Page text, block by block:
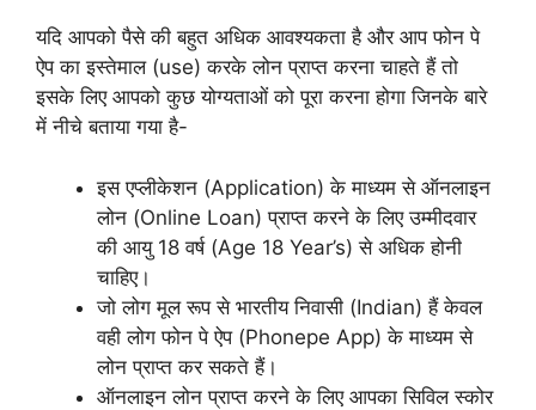
यदि आपको पैसे की बहुत अधिक आवश्यकता है और आप फोन पे
ऐप का इस्तेमाल (use) करके लोन प्राप्त करना चाहते हैं तो
इसके लिए आपको कुछ योग्यताओं को पूरा करना होगा जिनके बारे
में नीचे बताया गया है-
इस एप्लीकेशन (Application) के माध्यम से ऑनलाइन
लोन (Online Loan) प्राप्त करने के लिए उम्मीदवार
की आयु 18 वर्ष (Age 18 Year’s) से अधिक होनी
चाहिए।
जो लोग मूल रूप से भारतीय निवासी (Indian) हैं केवल
वही लोग फोन पे ऐप (Phonepe App) के माध्यम से
लोन प्राप्त कर सकते हैं।
ऑनलाइन लोन प्राप्त करने के लिए आपका सिविल स्कोर